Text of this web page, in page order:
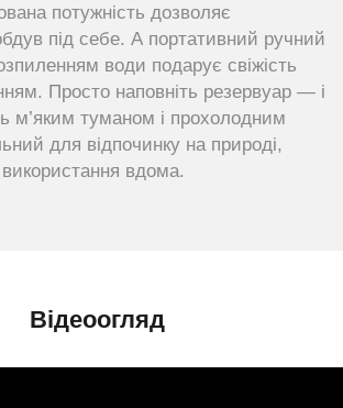
потужність дозволяє
під себе. А портативний ручний
води подарує свіжість
Просто наповніть резервуар — і
м’яким туманом і прохолодним
для відпочинку на природі,
вдома.
Відеоогляд